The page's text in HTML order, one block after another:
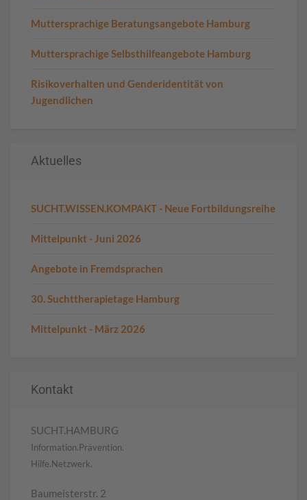
Muttersprachige Beratungsangebote Hamburg
Muttersprachige Selbsthilfeangebote Hamburg
Risikoverhalten und Genderidentität von
Jugendlichen
Aktuelles
SUCHT.WISSEN.KOMPAKT - Neue Fortbildungsreihe
Mittelpunkt - Juni 2026
Angebote in Fremdsprachen
30. Suchttherapietage Hamburg
Mittelpunkt - März 2026
Kontakt
SUCHT.HAMBURG
Information.Prävention.
Hilfe.Netzwerk.
Baumeisterstr. 2